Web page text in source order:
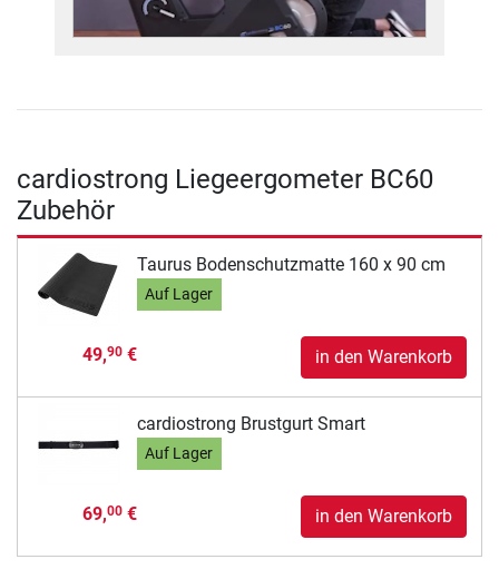
cardiostrong Liegeergometer BC60
Zubehör
Taurus Bodenschutzmatte 160 x 90 cm
Auf Lager
49,90€ in den Warenkorb
cardiostrong Brustgurt Smart
Auf Lager
69,00€ in den Warenkorb